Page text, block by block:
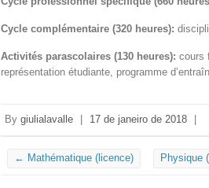
Cycle complémentaire (320 heures):
Activités parascolaires (130 heures): cours
représentation étudiante, programme
By giulialavalle | 17 de janeiro de 2018 |
← Mathématique (licence) Physique